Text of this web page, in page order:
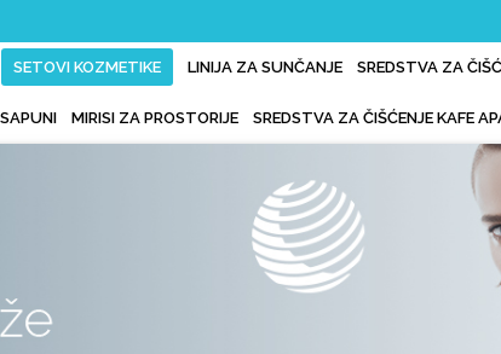
SETOVI KOZMETIKE LINIJA ZA SUNČANJE SREDSTVA ZA
MIRISI ZA PROSTORIJE SREDSTVA ZA ČIŠĆENJE KAFE